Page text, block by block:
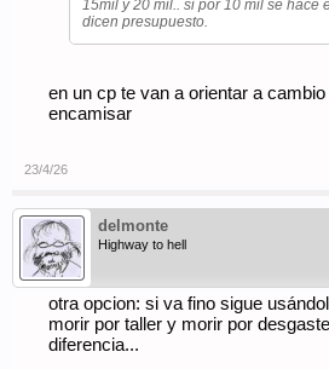
15mil y 20 mil.. si por 10 mil se hace
dicen presupuesto.
en un cp te van a orientar a
encamisar
23/4/26
delmonte
Highway to hell
otra opcion: si va fino sigue
morir por taller y morir por
diferencia...